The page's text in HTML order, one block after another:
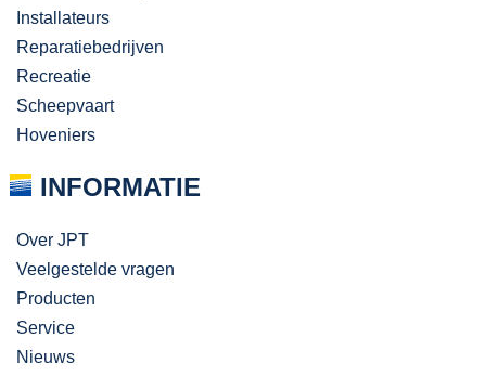
Installateurs
Reparatiebedrijven
Recreatie
Scheepvaart
Hoveniers
INFORMATIE
Over JPT
Veelgestelde vragen
Producten
Service
Nieuws